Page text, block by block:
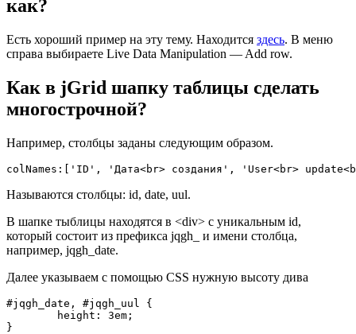
как?
Есть хороший пример на эту тему. Находится здесь. В меню
справа выбираете Live Data Manipulation — Add row.
Как в jGrid шапку таблицы сделать
многострочной?
Например, столбцы заданы следующим образом.
colNames:['ID', 'Дата<br> создания', 'User<br>
Называются столбцы: id, date, uul.
В шапке тыблицы находятся в <div> с уникальным id,
который состоит из префикса jqgh_ и имени столбца,
например, jqgh_date.
Далее указываем с помощью CSS нужную высоту дива
#jqgh_date, #jqgh_uul {
}